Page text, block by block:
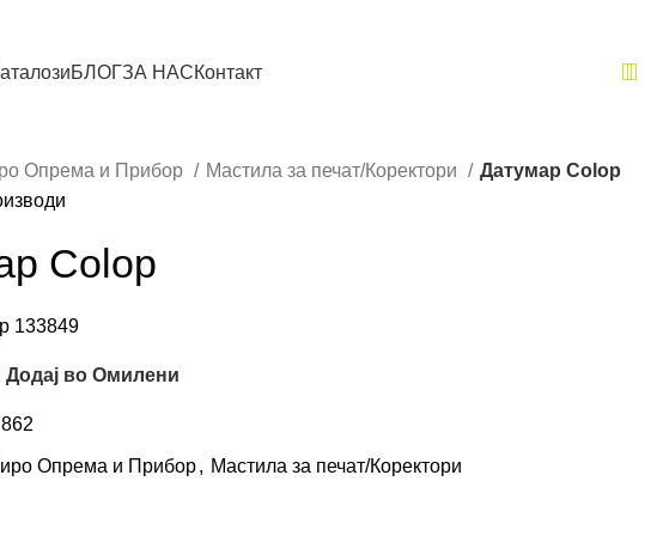
БЛОГЗА НАСКонтакт
Опрема и Прибор Мастила за печат/Коректори
Датумар Colop
Colop
133849
Додај во Омилени
Опрема и Прибор, Мастила за печат/Коректори